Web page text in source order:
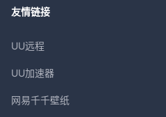
友情链接
UU远程
UU加速器
网易千千壁纸